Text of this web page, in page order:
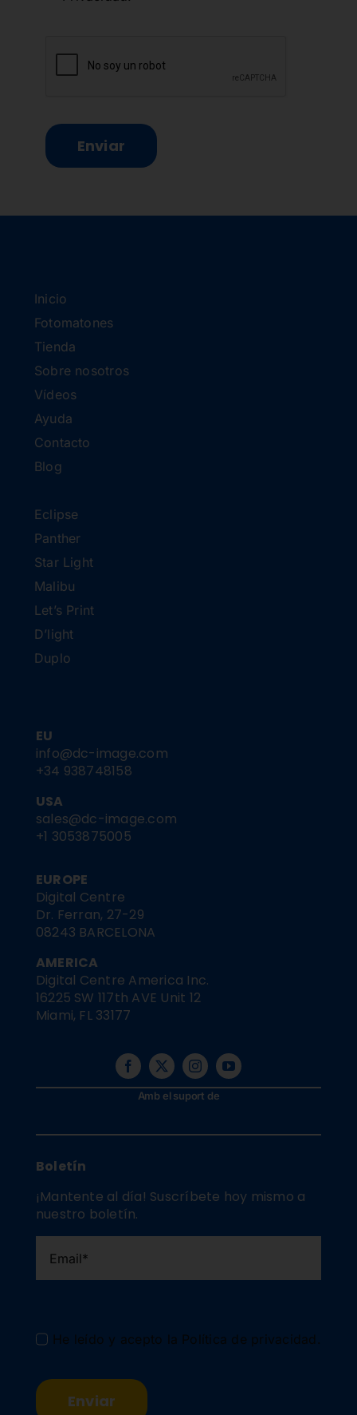
Enviar
Inicio
Fotomatones
Tienda
Sobre nosotros
Vídeos
Ayuda
Contacto
Blog
Eclipse
Panther
Star Light
Malibu
Let’s Print
D’light
Duplo
EU
info@dc-image.com
+34 938748158
USA
sales@dc-image.com
+1 3053875005
EUROPE
Digital Centre
Dr. Ferran, 27-29
08243 BARCELONA
AMERICA
Digital Centre America Inc.
16225 SW 117th AVE Unit 12
Miami, FL 33177
Amb el suport de
Boletín
¡Mantente al día! Suscríbete hoy mismo a
nuestro boletín.
He leído y acepto la Política de privacidad .
Enviar